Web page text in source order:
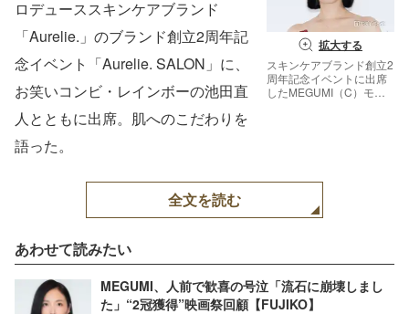
拡大する
スキンケアブランド創立2
周年記念イベントに出席
したMEGUMI（C）モデ
ロデューススキンケアブランド
「Aurelie.」のブランド創立2周年記
念イベント「Aurelie. SALON」に、
お笑いコンビ・レインボーの池田直
人とともに出席。肌へのこだわりを
語った。
全文を読む
あわせて読みたい
MEGUMI、人前で歓喜の号泣「流石に崩壊しまし
た」“2冠獲得”映画祭回顧【FUJIKO】